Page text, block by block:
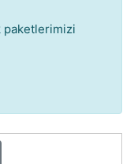
paketlerimizi